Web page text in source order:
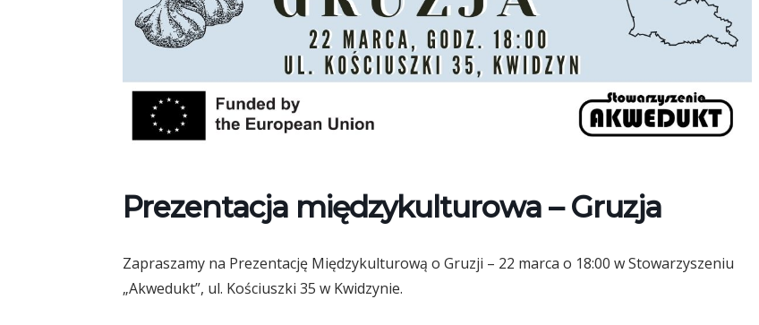
Prezentacja międzykulturowa – Gruzja
Zapraszamy na Prezentację Międzykulturową o Gruzji – 22 marca o 18:00 w Stowarzyszeniu
„Akwedukt”, ul. Kościuszki 35 w Kwidzynie.